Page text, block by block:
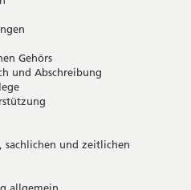
Gehörs
und Abschreibung
und zeitlichen